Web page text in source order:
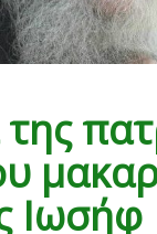
της
Ιωσήφ